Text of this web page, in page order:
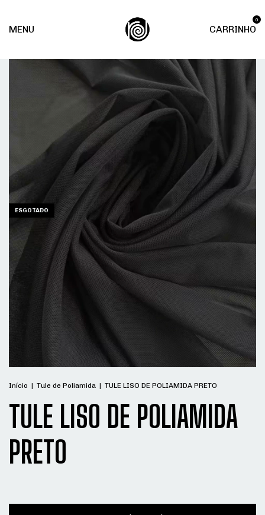
MENU CARRINHO
0
ESGOTADO
Início | Tule de Poliamida | TULE LISO DE POLIAMIDA PRETO
TULE LISO DE POLIAMIDA
PRETO